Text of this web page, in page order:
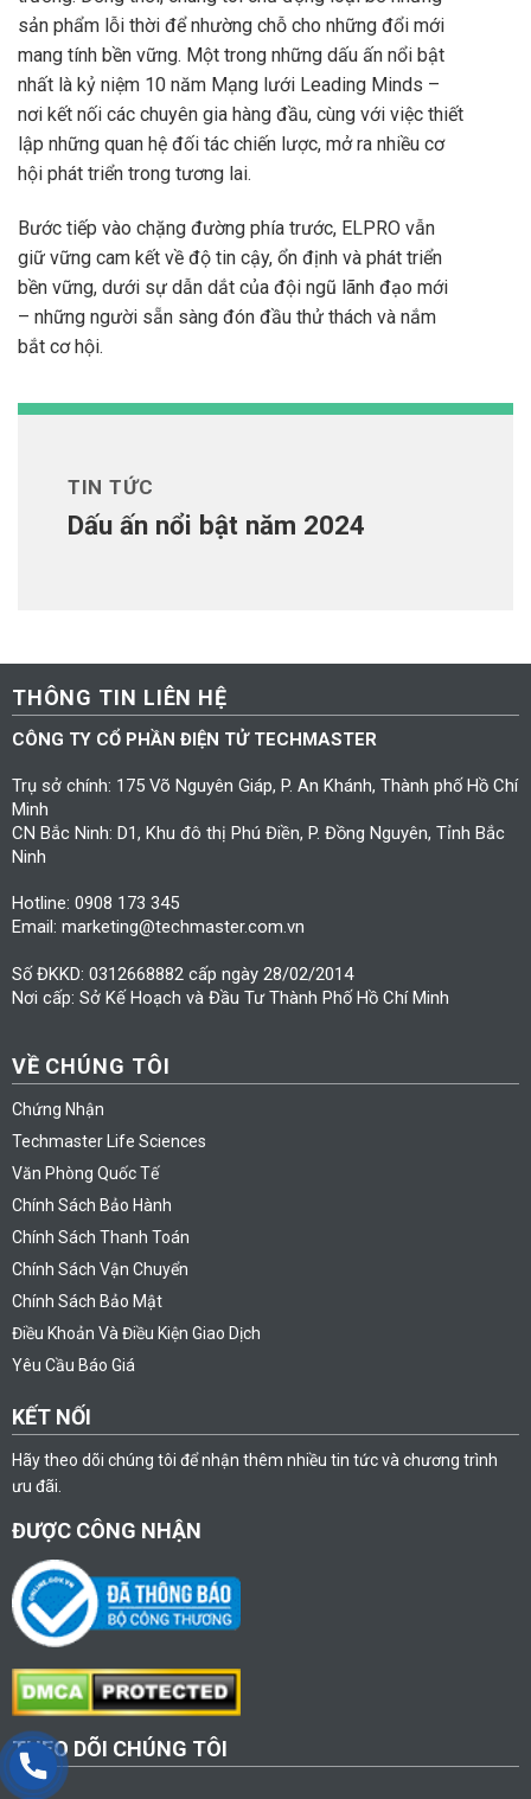
sản phẩm lỗi thời để nhường chỗ cho những đổi mới
mang tính bền vững. Một trong những dấu ấn nổi bật
nhất là kỷ niệm 10 năm Mạng lưới Leading Minds –
nơi kết nối các chuyên gia hàng đầu, cùng với việc thiết
lập những quan hệ đối tác chiến lược, mở ra nhiều cơ
hội phát triển trong tương lai.
Bước tiếp vào chặng đường phía trước, ELPRO vẫn
giữ vững cam kết về độ tin cậy, ổn định và phát triển
bền vững, dưới sự dẫn dắt của đội ngũ lãnh đạo mới
– những người sẵn sàng đón đầu thử thách và nắm
bắt cơ hội.
TIN TỨC
Dấu ấn nổi bật năm 2024
THÔNG TIN LIÊN HỆ
CÔNG TY CỔ PHẦN ĐIỆN TỬ TECHMASTER
Trụ sở chính: 175 Võ Nguyên Giáp, P. An Khánh, Thành phố Hồ Chí
Minh
CN Bắc Ninh: D1, Khu đô thị Phú Điền, P. Đồng Nguyên, Tỉnh Bắc
Ninh
Hotline: 0908 173 345
Email: marketing@techmaster.com.vn
Số ĐKKD: 0312668882 cấp ngày 28/02/2014
Nơi cấp: Sở Kế Hoạch và Đầu Tư Thành Phố Hồ Chí Minh
VỀ CHÚNG TÔI
Chứng Nhận
Techmaster Life Sciences
Văn Phòng Quốc Tế
Chính Sách Bảo Hành
Chính Sách Thanh Toán
Chính Sách Vận Chuyển
Chính Sách Bảo Mật
Điều Khoản Và Điều Kiện Giao Dịch
Yêu Cầu Báo Giá
KẾT NỐI
Hãy theo dõi chúng tôi để nhận thêm nhiều tin tức và chương trình
ưu đãi.
ĐƯỢC CÔNG NHẬN
THEO DÕI CHÚNG TÔI